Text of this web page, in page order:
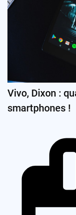
Vivo, Dixon :
smartphones !